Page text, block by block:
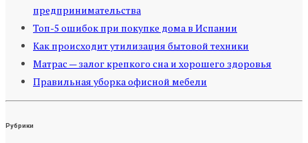
предпринимательства
Топ-5 ошибок при покупке дома в Испании
Как происходит утилизация бытовой техники
Матрас — залог крепкого сна и хорошего здоровья
Правильная уборка офисной мебели
Рубрики